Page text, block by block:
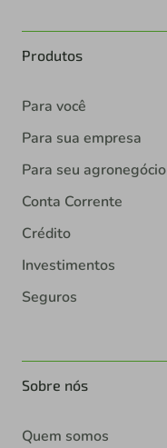
Produtos
Para você
Para sua empresa
Para seu agronegócio
Conta Corrente
Crédito
Investimentos
Seguros
Sobre nós
Quem somos